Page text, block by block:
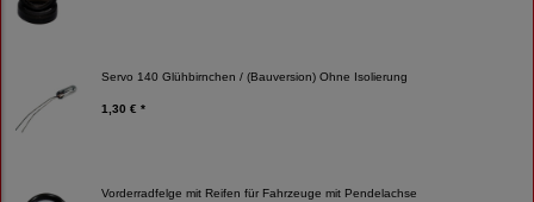
Servo 140 Glühbirnchen / (Bauversion) Ohne Isolierung
1,30 € *
Vorderradfelge mit Reifen für Fahrzeuge mit Pendelachse